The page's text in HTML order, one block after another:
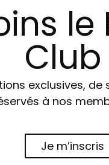
le
Club
exclusives, de
à nos
Je m’inscris